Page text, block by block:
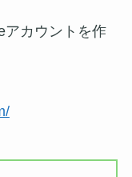
アカウントを作